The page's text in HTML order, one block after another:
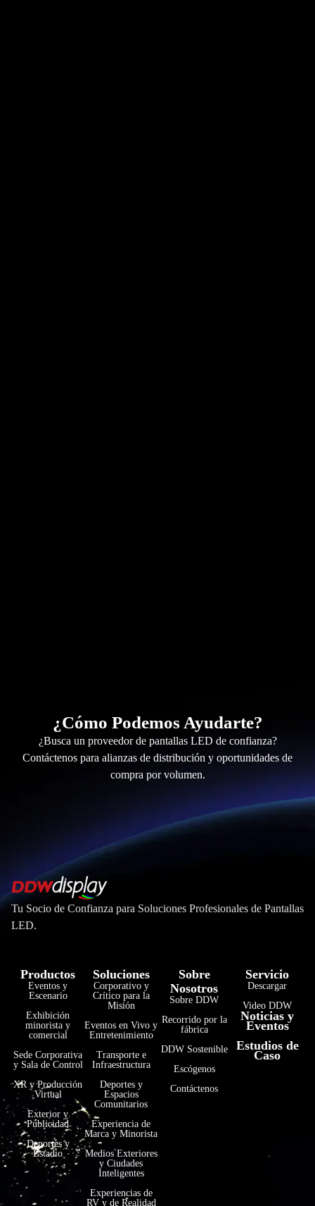
¿Cómo Podemos Ayudarte?
¿Busca un proveedor de pantallas LED de confianza?
Contáctenos para alianzas de distribución y oportunidades de
compra por volumen.
Tu Socio de Confianza para Soluciones Profesionales de Pantallas
LED.
Productos
Eventos y
Escenario
Exhibición
minorista y
comercial
Sede Corporativa
y Sala de Control
XR y Producción
Virtual
Exterior y
Publicidad
Deportes y
Estadio
Soluciones
Corporativo y
Crítico para la
Misión
Eventos en Vivo y
Entretenimiento
Transporte e
Infraestructura
Deportes y
Espacios
Comunitarios
Experiencia de
Marca y Minorista
Medios Exteriores
y Ciudades
Inteligentes
Experiencias de
RV y de Realidad
Sobre
Nosotros
Sobre DDW
Recorrido por la
fábrica
DDW Sostenible
Escógenos
Contáctenos
Servicio
Descargar
Video DDW
Noticias y
Eventos
Estudios de
Caso